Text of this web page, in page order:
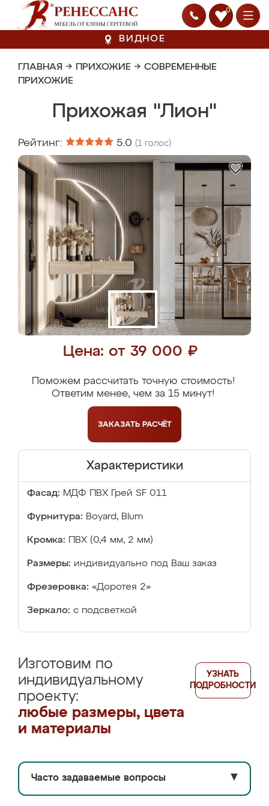
0
ВИДНОЕ
ГЛАВНАЯ → ПРИХОЖИЕ → СОВРЕМЕННЫЕ
ПРИХОЖИЕ
Прихожая "Лион"
Рейтинг: 5.0 (1 голос)
Цена: от 39 000 ₽
Поможем рассчитать точную стоимость!
Ответим менее, чем за 15 минут!
ЗАКАЗАТЬ РАСЧЁТ
Характеристики
Фасад: МДФ ПВХ Грей SF 011
Фурнитура: Boyard, Blum
Кромка: ПВХ (0,4 мм, 2 мм)
Размеры: индивидуально под Ваш заказ
Фрезеровка: «Доротея 2»
Зеркало: с подсветкой
Изготовим по
индивидуальному
проекту:
любые размеры, цвета
и материалы
УЗНАТЬ
ПОДРОБНОСТИ
Часто задаваемые вопросы ▼